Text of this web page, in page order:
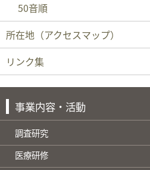
50音順
所在地 （アクセスマップ）
リンク集
事業内容・活動
調査研究
医療研修